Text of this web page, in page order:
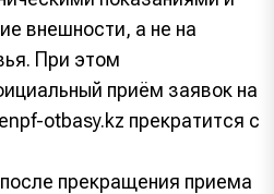
внешности, а не на
При этом
приём заявок на
otbasy.kz прекратится с
прекращения приема